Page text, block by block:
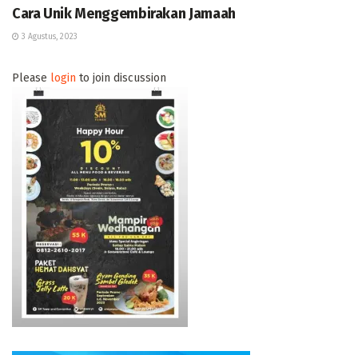
Cara Unik Menggembirakan Jamaah
3 Agustus, 2023
Please login to join discussion